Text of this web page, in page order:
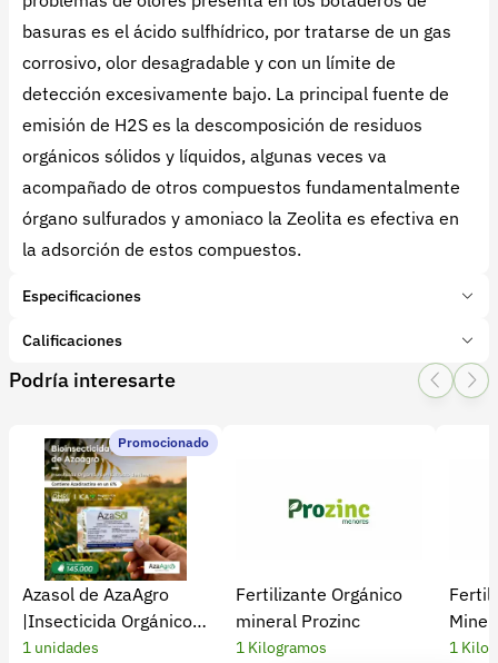
basuras es el ácido sulfhídrico, por tratarse de un gas
corrosivo, olor desagradable y con un límite de
detección excesivamente bajo. La principal fuente de
emisión de H2S es la descomposición de residuos
orgánicos sólidos y líquidos, algunas veces va
acompañado de otros compuestos fundamentalmente
órgano sulfurados y amoniaco la Zeolita es efectiva en
la adsorción de estos compuestos.
Especificaciones
Marca:
La Leñeria
Tipo de producto:Insumo
Subcategoría:Adhesivos
Calificaciones
1 Star
2 Star
3 Star4 Star
0 calificaciones
5 Estrellas
4 Estrellas
3 Estrellas
2 Estrellas
Podría interesarte
Promocionado
Azasol de AzaAgro
|Insecticida Orgánico
Extracto de Neem
1 unidades
Fertilizante Orgánico
mineral Prozinc
1 Kilogramos 1